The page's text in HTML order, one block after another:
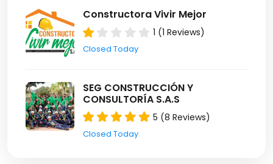
Constructora Vivir Mejor
1 (1 Reviews)
Closed Today
SEG CONSTRUCCIÓN Y
CONSULTORÍA S.A.S
5 (8 Reviews)
Closed Today